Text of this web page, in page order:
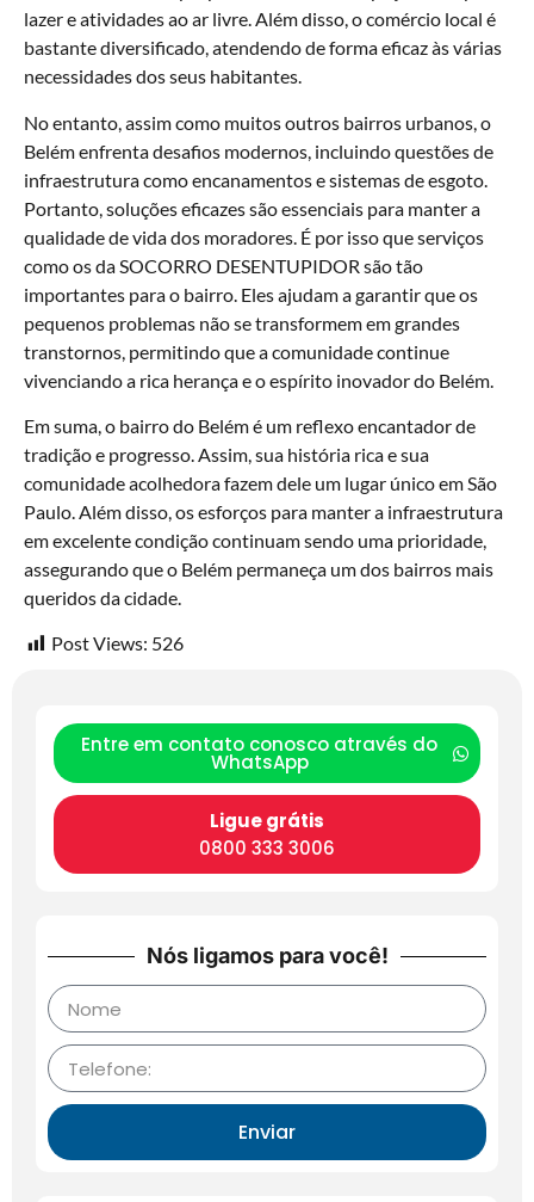
lazer e atividades ao ar livre. Além disso, o comércio local é
bastante diversificado, atendendo de forma eficaz às várias
necessidades dos seus habitantes.
No entanto, assim como muitos outros bairros urbanos, o
Belém enfrenta desafios modernos, incluindo questões de
infraestrutura como encanamentos e sistemas de esgoto.
Portanto, soluções eficazes são essenciais para manter a
qualidade de vida dos moradores. É por isso que serviços
como os da SOCORRO DESENTUPIDOR são tão
importantes para o bairro. Eles ajudam a garantir que os
pequenos problemas não se transformem em grandes
transtornos, permitindo que a comunidade continue
vivenciando a rica herança e o espírito inovador do Belém.
Em suma, o bairro do Belém é um reflexo encantador de
tradição e progresso. Assim, sua história rica e sua
comunidade acolhedora fazem dele um lugar único em São
Paulo. Além disso, os esforços para manter a infraestrutura
em excelente condição continuam sendo uma prioridade,
assegurando que o Belém permaneça um dos bairros mais
queridos da cidade.
Post Views: 526
Entre em contato conosco através do
WhatsApp
Ligue grátis
0800 333 3006
Nós ligamos para você!
Enviar